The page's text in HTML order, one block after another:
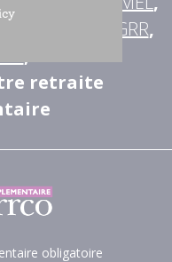
CGRR,
retraite
obligatoire